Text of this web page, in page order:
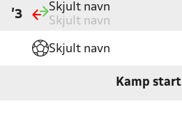
'3
Skjult navn
Skjult navn
Skjult navn
Kamp start